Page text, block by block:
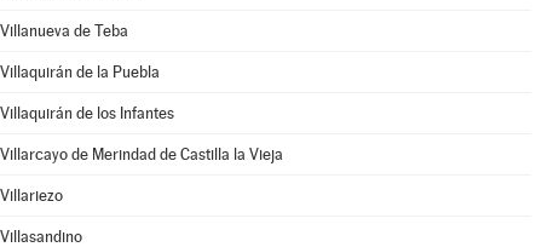
Villanueva de Teba
Villaquirán de la Puebla
Villaquirán de los Infantes
Villarcayo de Merindad de Castilla la Vieja
Villariezo
Villasandino